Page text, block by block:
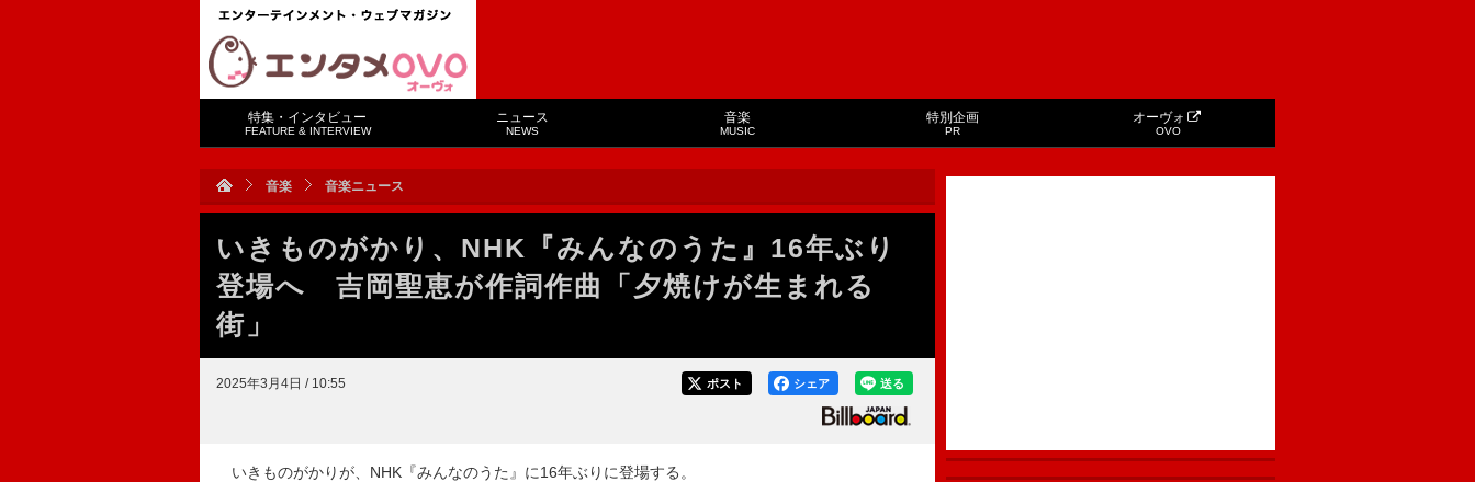
特集・インタビュー
FEATURE & INTERVIEW
ニュース
NEWS
音楽
MUSIC
特別企画
PR
オーヴォ
OVO
音楽 音楽ニュース
いきものがかり、NHK『みんなのうた』16年ぶり
登場へ 吉岡聖恵が作詞作曲「夕焼けが生まれる
街」
2025年3月4日 / 10:55 送る
シェア
ポスト
いきものがかりが、NHK『みんなのうた』に16年ぶりに登場する。